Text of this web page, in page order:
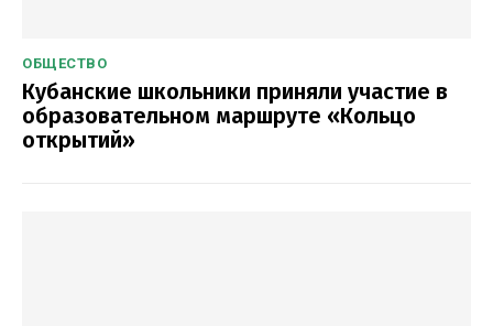
ОБЩЕСТВО
Кубанские школьники приняли участие в
образовательном маршруте «Кольцо
открытий»